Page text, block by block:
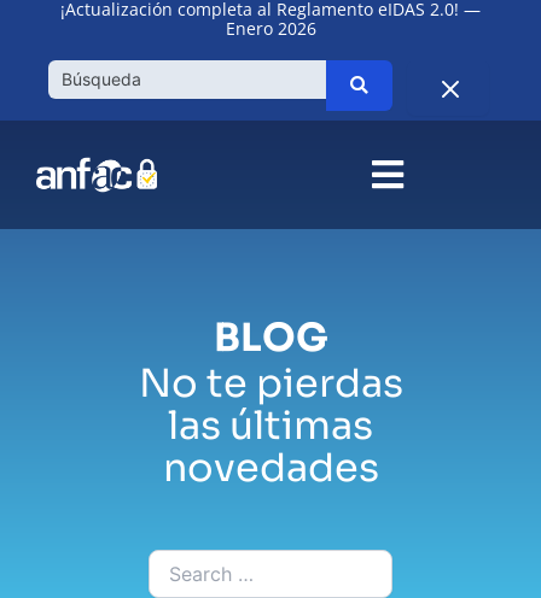
contenido
¡Actualización completa al Reglamento eIDAS 2.0! —
Enero 2026
BLOG
No te pierdas
las últimas
novedades
Buscar: